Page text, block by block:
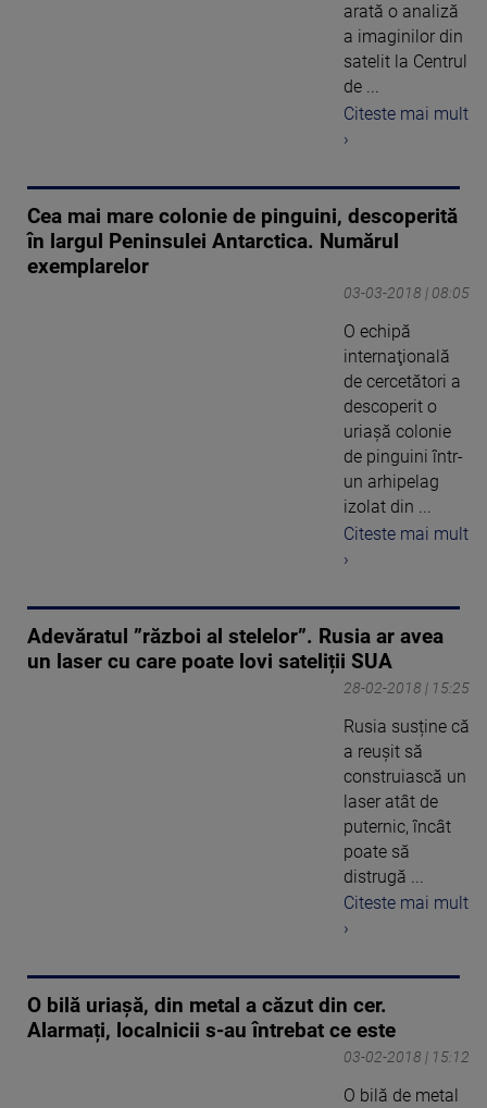
arată o analiză
a imaginilor din
satelit la Centrul
de ...
Citeste mai mult
›
Cea mai mare colonie de pinguini, descoperită
în largul Peninsulei Antarctica. Numărul
exemplarelor
03-03-2018 | 08:05
O echipă
internaţională
de cercetători a
descoperit o
uriaşă colonie
de pinguini într-
un arhipelag
izolat din ...
Citeste mai mult
›
Adevăratul ”război al stelelor”. Rusia ar avea
un laser cu care poate lovi sateliții SUA
28-02-2018 | 15:25
Rusia susține că
a reușit să
construiască un
laser atât de
puternic, încât
poate să
distrugă ...
Citeste mai mult
›
O bilă uriașă, din metal a căzut din cer.
Alarmați, localnicii s-au întrebat ce este
03-02-2018 | 15:12
O bilă de metal